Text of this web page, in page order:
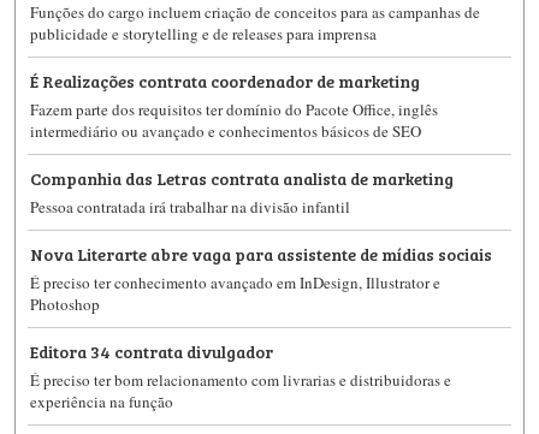
Funções do cargo incluem criação de conceitos para as campanhas de
publicidade e storytelling e de releases para imprensa
É Realizações contrata coordenador de marketing
Fazem parte dos requisitos ter domínio do Pacote Office, inglês
intermediário ou avançado e conhecimentos básicos de SEO
Companhia das Letras contrata analista de marketing
Pessoa contratada irá trabalhar na divisão infantil
Nova Literarte abre vaga para assistente de mídias sociais
É preciso ter conhecimento avançado em InDesign, Illustrator e
Photoshop
Editora 34 contrata divulgador
É preciso ter bom relacionamento com livrarias e distribuidoras e
experiência na função